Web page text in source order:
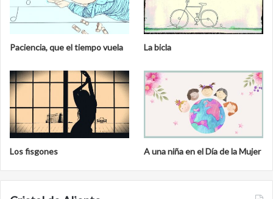
Paciencia, que el tiempo vuela La bicla
Los fisgones A una niña en el Día de la Mujer